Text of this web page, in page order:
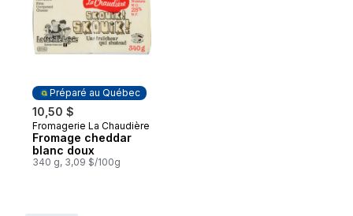
Préparé au Québec
10,50 $
Préparé au Québec
Fromagerie La Chaudière
Fromage cheddar
blanc doux
340 g, 3,09 $/100g